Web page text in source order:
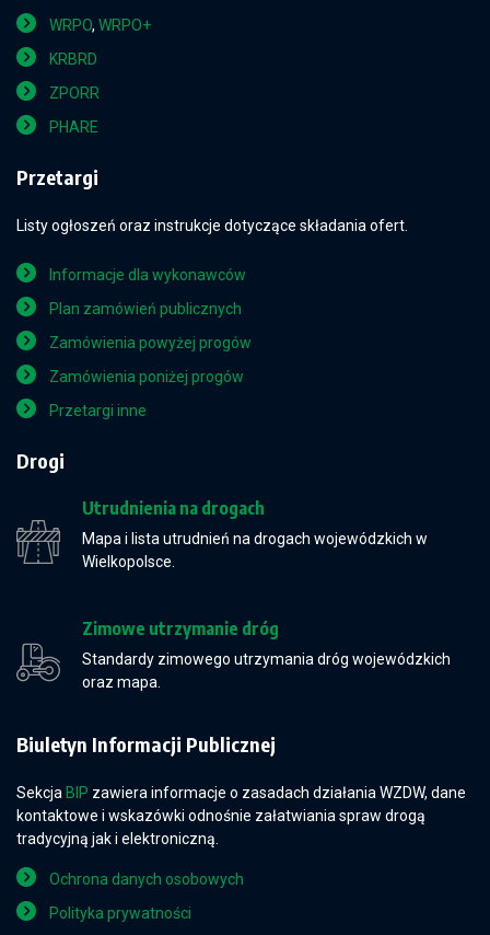
WRPO, WRPO+
KRBRD
ZPORR
PHARE
Przetargi
Listy ogłoszeń oraz instrukcje dotyczące składania ofert.
Informacje dla wykonawców
Plan zamówień publicznych
Zamówienia powyżej progów
Zamówienia poniżej progów
Przetargi inne
Drogi
Utrudnienia na drogach
Mapa i lista utrudnień na drogach wojewódzkich w
Wielkopolsce.
Zimowe utrzymanie dróg
Standardy zimowego utrzymania dróg wojewódzkich
oraz mapa.
Biuletyn Informacji Publicznej
Sekcja BIP zawiera informacje o zasadach działania WZDW, dane
kontaktowe i wskazówki odnośnie załatwiania spraw drogą
tradycyjną jak i elektroniczną.
Ochrona danych osobowych
Polityka prywatności